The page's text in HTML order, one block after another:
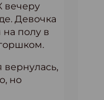
вечеру
Девочка
на полу в
вернулась,
но